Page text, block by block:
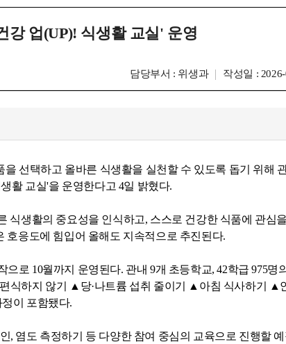
강 업(UP)! 식생활 교실' 운영
담당부서 : 위생과 작성일 :
선택하고 올바른 식생활을 실천할 수 있도록 돕기 위해
활 교실'을 운영한다고 4일 밝혔다.
식생활의 중요성을 인식하고, 스스로 건강한 식품에 관심
호응도에 힘입어 올해도 지속적으로 추진된다.
로 10월까지 운영된다. 관내 9개 초등학교, 42학급 975명
식하지 않기 ▲당·나트륨 섭취 줄이기 ▲아침 식사하기 ▲
이 포함됐다.
, 염도 측정하기 등 다양한 참여 중심의 교육으로 진행할